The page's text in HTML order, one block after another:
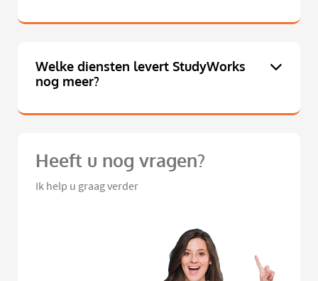
Welke diensten levert StudyWorks
nog meer?
Heeft u nog vragen?
Ik help u graag verder